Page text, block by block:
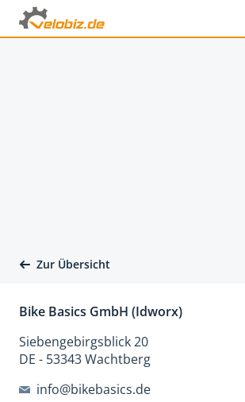
Zur Übersicht
Bike Basics GmbH (Idworx)
Siebengebirgsblick 20
DE - 53343 Wachtberg
info@bikebasics.de